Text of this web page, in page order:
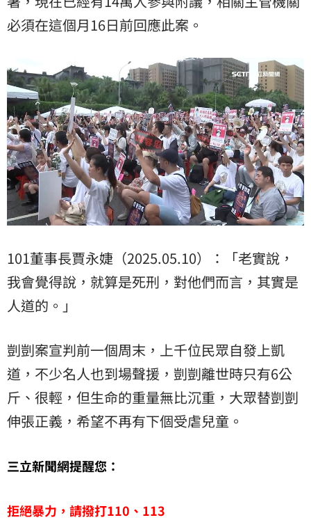
必須在這個月16日前回應此案。
101董事長賈永婕（2025.05.10）：「老實說，
我會覺得說，就算是死刑，對他們而言，其實是
人道的。」
剴剴案宣判前一個周末，上千位民眾自發上凱
道，不少名人也到場聲援，剴剴離世時只有6公
斤、很輕，但生命的重量無比沉重，大眾替剴剴
伸張正義，希望不再有下個受虐兒童。
三立新聞網提醒您：
拒絕暴力，請撥打110、113